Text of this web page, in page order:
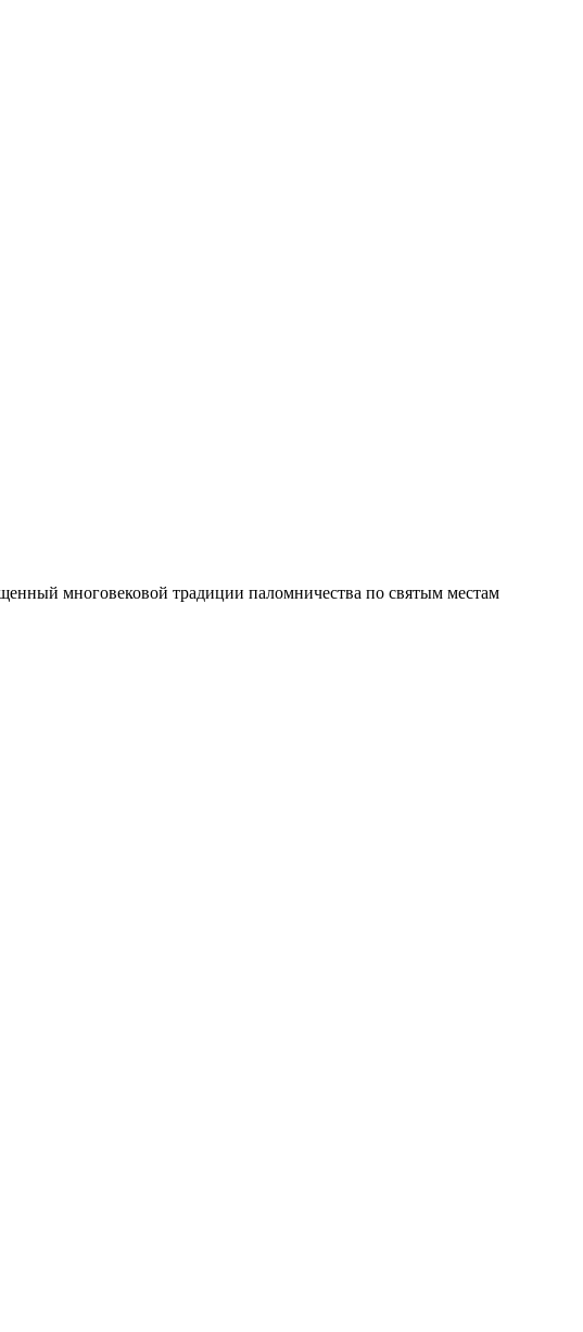
многовековой традиции паломничества по святым местам